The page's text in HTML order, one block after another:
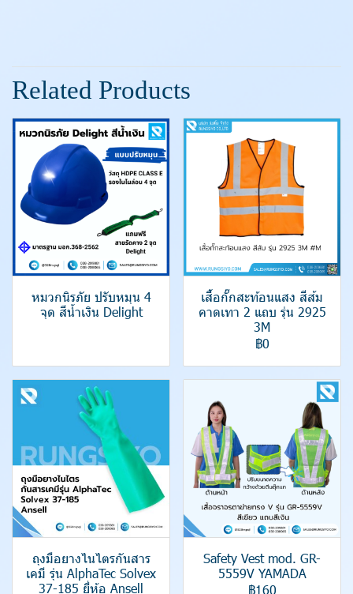
Related Products
หมวกนิรภัย ปรับหมุน 4
จุด สีน้ำเงิน Delight
เสื้อกั๊กสะท้อนแสง สีส้ม
คาดเทา 2 แถบ รุ่น 2925
3M
฿0
ถุงมือยางไนไตรกันสาร
เคมี รุ่น AlphaTec Solvex
37-185 ยี่ห้อ Ansell
Safety Vest mod. GR-
5559V YAMADA
฿160